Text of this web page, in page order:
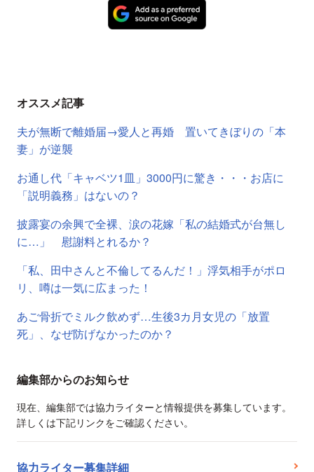
オススメ記事
夫が無断で離婚届→愛人と再婚 置いてきぼりの「本
妻」が逆襲
お通し代「キャベツ1皿」3000円に驚き・・・お店に
「説明義務」はないの？
披露宴の余興で全裸、涙の花嫁「私の結婚式が台無し
に…」 慰謝料とれるか？
「私、田中さんと不倫してるんだ！」浮気相手がポロ
リ、噂は一気に広まった！
あご骨折でミルク飲めず…生後3カ月女児の「放置
死」、なぜ防げなかったのか？
編集部からのお知らせ
現在、編集部では協力ライターと情報提供を募集しています。
詳しくは下記リンクをご確認ください。
協力ライター募集詳細